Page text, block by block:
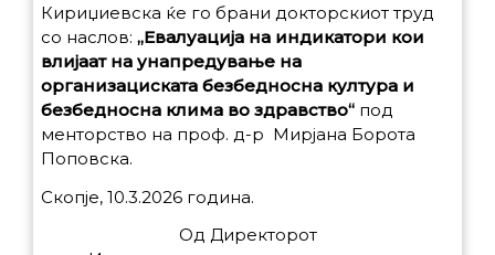
Кириџиевска ќе го брани докторскиот труд
со наслов: „Евалуација на индикатори кои
влијаат на унапредување на
организациската безбедносна култура и
безбедносна клима во здравство“ под
менторство на проф. д-р Мирјана Борота
Поповска.
Скопје, 10.3.2026 година.
Од Директорот